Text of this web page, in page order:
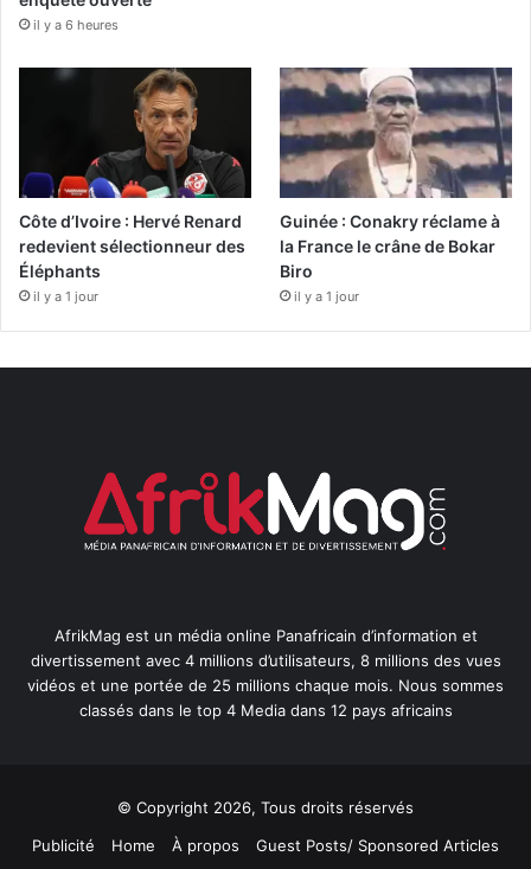
il y a 6 heures
Côte d’Ivoire : Hervé Renard
redevient sélectionneur des
Éléphants
il y a 1 jour
Guinée : Conakry réclame à
la France le crâne de Bokar
Biro
il y a 1 jour
AfrikMag est un média online Panafricain d’information et
divertissement avec 4 millions d’utilisateurs, 8 millions des vues
vidéos et une portée de 25 millions chaque mois. Nous sommes
classés dans le top 4 Media dans 12 pays africains
© Copyright 2026, Tous droits réservés
Publicité
Home À propos Guest Posts/ Sponsored Articles